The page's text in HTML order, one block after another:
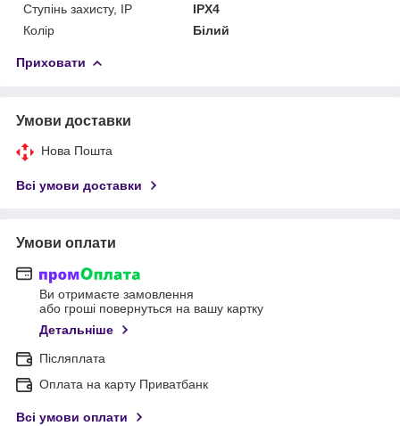
Ступінь захисту, IP
IPX4
Колір
Білий
Приховати
Умови доставки
Нова Пошта
Всі умови доставки
Умови оплати
Ви отримаєте замовлення
або гроші повернуться на вашу картку
Детальніше
Післяплата
Оплата на карту Приватбанк
Всі умови оплати